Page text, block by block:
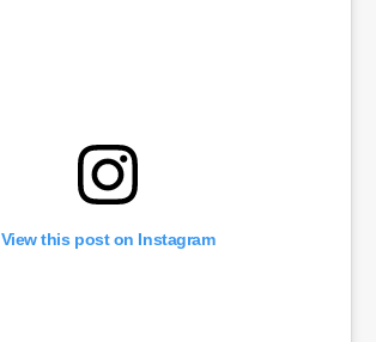
View this post on Instagram